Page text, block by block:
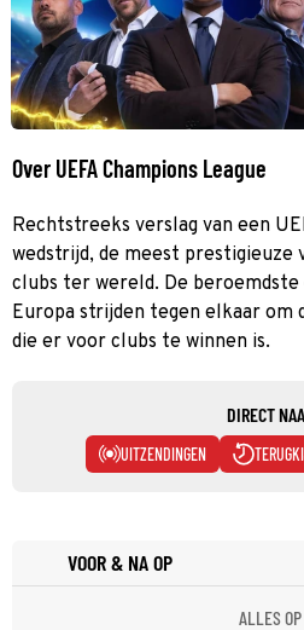
Over UEFA Champions League
Rechtstreeks verslag van een
wedstrijd, de meest
clubs ter wereld. De
Europa strijden tegen elkaar om
die er voor clubs te winnen is.
DIRECT
UITZENDINGEN
VOOR & NA OP
ALLES OP